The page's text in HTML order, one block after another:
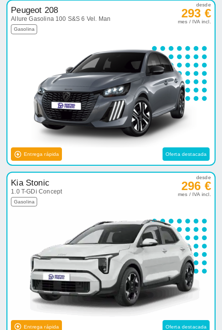
Peugeot 208
Allure Gasolina 100 S&S 6 Vel. Man
Gasolina
desde
293 €
mes / IVA incl.
Entrega rápida Oferta destacada
Kia Stonic
1.0 T-GDi Concept
Gasolina
desde
296 €
mes / IVA incl.
Entrega rápida Oferta destacada